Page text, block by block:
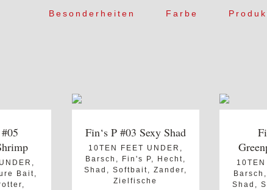
Besonderheiten Farbe
Bait
Fin‘s P #03 Sexy Shad
10TEN FEET UNDER
Barsch
Fin's P, Hecht
Shad
Softbait Zander
Zielfische
Barsch
Shad